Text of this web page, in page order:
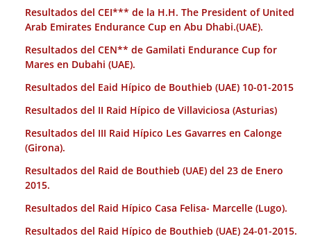
Resultados del CEI*** de la H.H. The President of United
Arab Emirates Endurance Cup en Abu Dhabi.(UAE).
Resultados del CEN** de Gamilati Endurance Cup for
Mares en Dubahi (UAE).
Resultados del Eaid Hípico de Bouthieb (UAE) 10-01-2015
Resultados del II Raid Hípico de Villaviciosa (Asturias)
Resultados del III Raid Hípico Les Gavarres en Calonge
(Girona).
Resultados del Raid de Bouthieb (UAE) del 23 de Enero
2015.
Resultados del Raid Hípico Casa Felisa- Marcelle (Lugo).
Resultados del Raid Hípico de Bouthieb (UAE) 24-01-2015.